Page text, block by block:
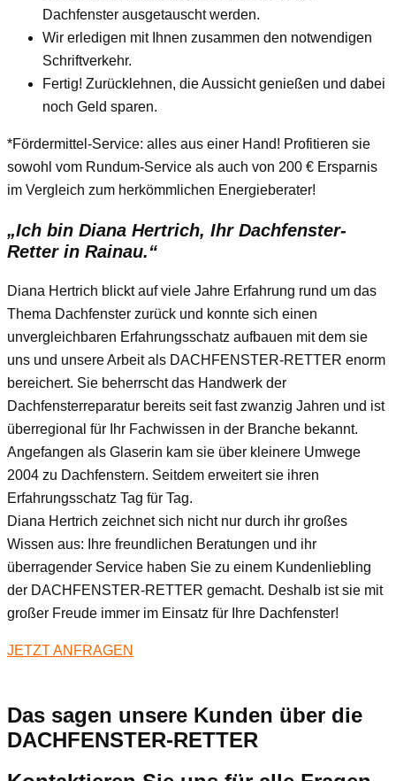
Dachfenster ausgetauscht werden.
Wir erledigen mit Ihnen zusammen den notwendigen
Schriftverkehr.
Fertig! Zurücklehnen, die Aussicht genießen und dabei
noch Geld sparen.
*Fördermittel-Service: alles aus einer Hand! Profitieren sie
sowohl vom Rundum-Service als auch von 200 € Ersparnis
im Vergleich zum herkömmlichen Energieberater!
„Ich bin Diana Hertrich, Ihr Dachfenster-
Retter in Rainau.“
Diana Hertrich blickt auf viele Jahre Erfahrung rund um das
Thema Dachfenster zurück und konnte sich einen
unvergleichbaren Erfahrungsschatz aufbauen mit dem sie
uns und unsere Arbeit als DACHFENSTER-RETTER enorm
bereichert. Sie beherrscht das Handwerk der
Dachfensterreparatur bereits seit fast zwanzig Jahren und ist
überregional für Ihr Fachwissen in der Branche bekannt.
Angefangen als Glaserin kam sie über kleinere Umwege
2004 zu Dachfenstern. Seitdem erweitert sie ihren
Erfahrungsschatz Tag für Tag.
Diana Hertrich zeichnet sich nicht nur durch ihr großes
Wissen aus: Ihre freundlichen Beratungen und ihr
überragender Service haben Sie zu einem Kundenliebling
der DACHFENSTER-RETTER gemacht. Deshalb ist sie mit
großer Freude immer im Einsatz für Ihre Dachfenster!
JETZT ANFRAGEN
Das sagen unsere Kunden über die
DACHFENSTER-RETTER